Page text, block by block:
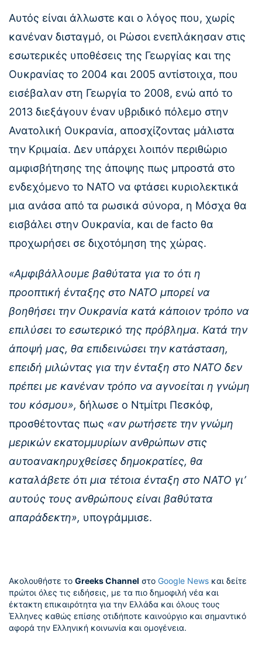
Αυτός είναι άλλωστε και ο λόγος που, χωρίς
κανέναν δισταγμό, οι Ρώσοι ενεπλάκησαν στις
εσωτερικές υποθέσεις της Γεωργίας και της
Ουκρανίας το 2004 και 2005 αντίστοιχα, που
εισέβαλαν στη Γεωργία το 2008, ενώ από το
2013 διεξάγουν έναν υβριδικό πόλεμο στην
Ανατολική Ουκρανία, αποσχίζοντας μάλιστα
την Κριμαία. Δεν υπάρχει λοιπόν περιθώριο
αμφισβήτησης της άποψης πως μπροστά στο
ενδεχόμενο το ΝΑΤΟ να φτάσει κυριολεκτικά
μια ανάσα από τα ρωσικά σύνορα, η Μόσχα θα
εισβάλει στην Ουκρανία, και de facto θα
προχωρήσει σε διχοτόμηση της χώρας.
«Αμφιβάλλουμε βαθύτατα για το ότι η
προοπτική ένταξης στο ΝΑΤΟ μπορεί να
βοηθήσει την Ουκρανία κατά κάποιον τρόπο να
επιλύσει το εσωτερικό της πρόβλημα. Κατά την
άποψή μας, θα επιδεινώσει την κατάσταση,
επειδή μιλώντας για την ένταξη στο ΝΑΤΟ δεν
πρέπει με κανέναν τρόπο να αγνοείται η γνώμη
του κόσμου», δήλωσε ο Ντμίτρι Πεσκόφ,
προσθέτοντας πως «αν ρωτήσετε την γνώμη
μερικών εκατομμυρίων ανθρώπων στις
αυτοανακηρυχθείσες δημοκρατίες, θα
καταλάβετε ότι μια τέτοια ένταξη στο ΝΑΤΟ γι’
αυτούς τους ανθρώπους είναι βαθύτατα
απαράδεκτη», υπογράμμισε.
Ακολουθήστε το Greeks Channel στο Google News και δείτε
πρώτοι όλες τις ειδήσεις, με τα πιο δημοφιλή νέα και
έκτακτη επικαιρότητα για την Ελλάδα και όλους τους
Έλληνες καθώς επίσης οτιδήποτε καινούργιο και σημαντικό
αφορά την Ελληνική κοινωνία και ομογένεια.